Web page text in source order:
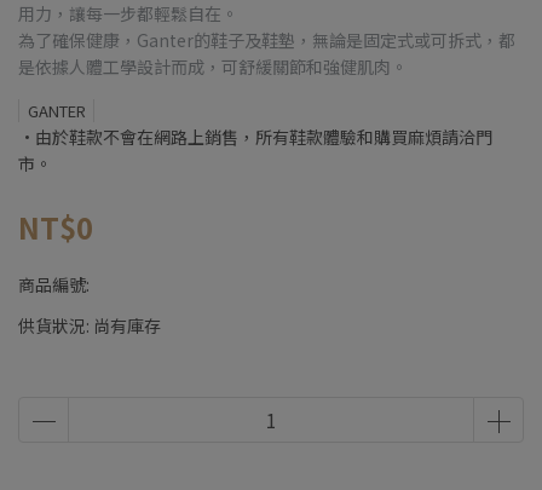
用力，讓每一步都輕鬆自在。
為了確保健康，Ganter的鞋子及鞋墊，無論是固定式或可拆式，都
是依據人體工學設計而成，可舒緩關節和強健肌肉。
GANTER
•由於鞋款不會在網路上銷售，所有鞋款體驗和購買麻煩請洽門
市。
NT$0
商品編號:
供貨狀況: 尚有庫存